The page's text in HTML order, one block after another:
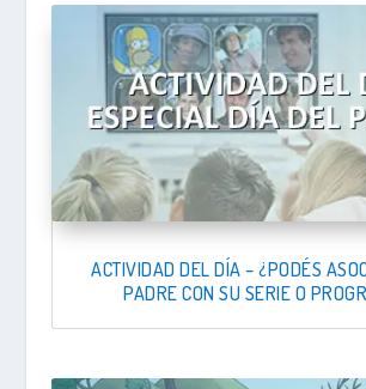
ACTIVIDAD DEL DÍA – ¿PODÉS
PADRE CON SU SERIE O